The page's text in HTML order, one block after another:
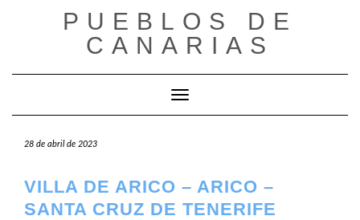
PUEBLOS DE
CANARIAS
Cambiar modo de navegación
28 de abril de 2023
VILLA DE ARICO – ARICO –
SANTA CRUZ DE TENERIFE